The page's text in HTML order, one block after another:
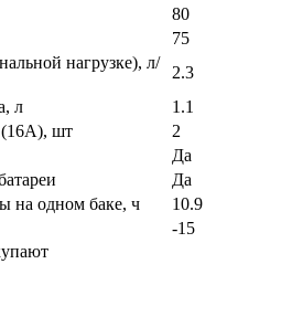
80
75
нагрузке), л/
2.3
л
1.1
(16А), шт
2
Да
Да
на одном баке, ч
10.9
-15